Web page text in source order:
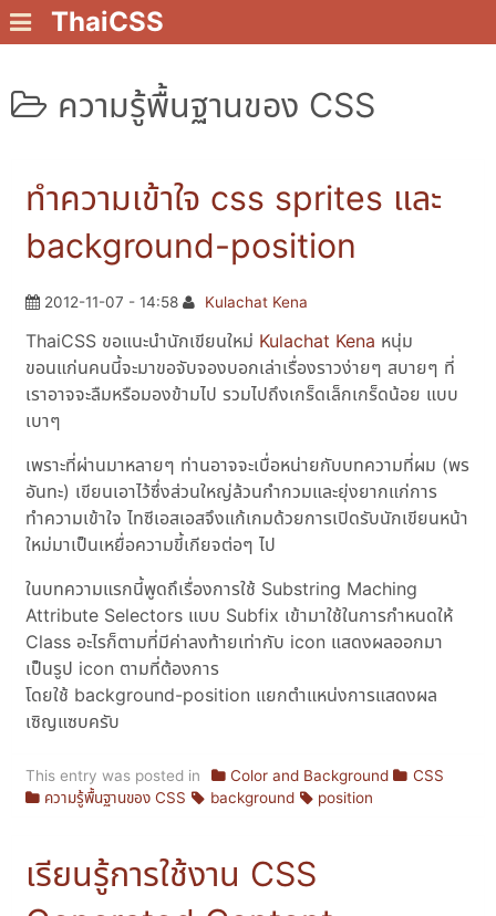
ThaiCSS
ความรู้พื้นฐานของ CSS
ทำความเข้าใจ css sprites และ
background-position
2012-11-07 - 14:58 Kulachat Kena
ThaiCSS ขอแนะนำนักเขียนใหม่ Kulachat Kena หนุ่ม
ขอนแก่นคนนี้จะมาขอจับจองบอกเล่าเรื่องราวง่ายๆ สบายๆ ที่
เราอาจจะลืมหรือมองข้ามไป รวมไปถึงเกร็ดเล็กเกร็ดน้อย แบบ
เบาๆ
เพราะที่ผ่านมาหลายๆ ท่านอาจจะเบื่อหน่ายกับบทความที่ผม (พร
อันทะ) เขียนเอาไว้ซึ่งส่วนใหญ่ล้วนกำกวมและยุ่งยากแก่การ
ทำความเข้าใจ ไทซีเอสเอสจึงแก้เกมด้วยการเปิดรับนักเขียนหน้า
ใหม่มาเป็นเหยื่อความขี้เกียจต่อๆ ไป
ในบทความแรกนี้พูดถึเรื่องการใช้ Substring Maching
Attribute Selectors แบบ Subfix เข้ามาใช้ในการกำหนดให้
Class อะไรก็ตามที่มีค่าลงท้ายเท่ากับ icon แสดงผลออกมา
เป็นรูป icon ตามที่ต้องการ
โดยใช้ background-position แยกตำแหน่งการแสดงผล
เซิญแซบครับ
This entry was posted in Color and Background
CSS
ความรู้พื้นฐานของ CSS
background position
เรียนรู้การใช้งาน CSS